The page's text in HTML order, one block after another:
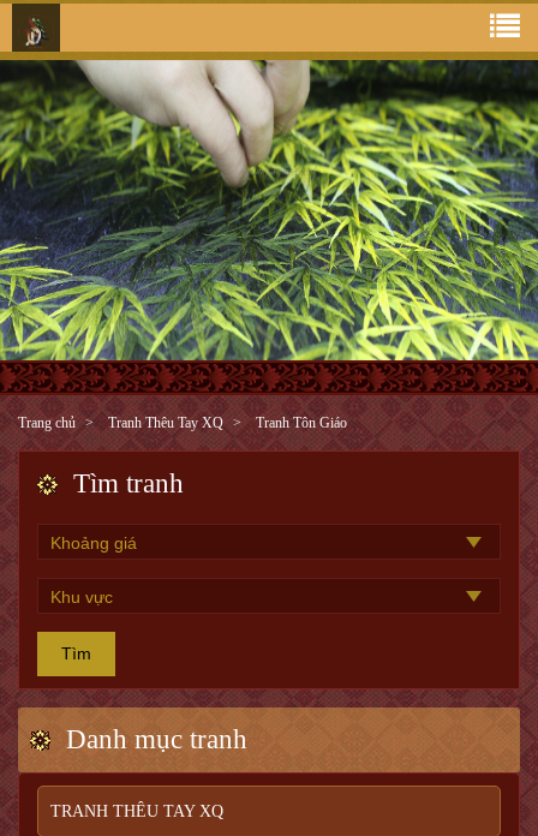
Trang chủ Tranh Thêu Tay XQ Tranh Tôn Giáo
Tìm tranh
Tìm
Danh mục tranh
TRANH THÊU TAY XQ